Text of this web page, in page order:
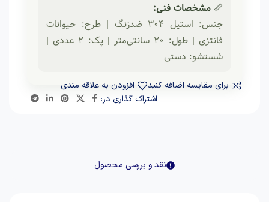
📏 مشخصات فنی:
جنس: استیل 304 ضدزنگ | طرح: حیوانات
فانتزی | طول: 20 سانتی‌متر | پک: ۲ عددی |
شستشو: دستی
برای مقایسه اضافه کنید
افزودن به علاقه مندی
اشتراک گذاری در:
نقد و بررسی محصول